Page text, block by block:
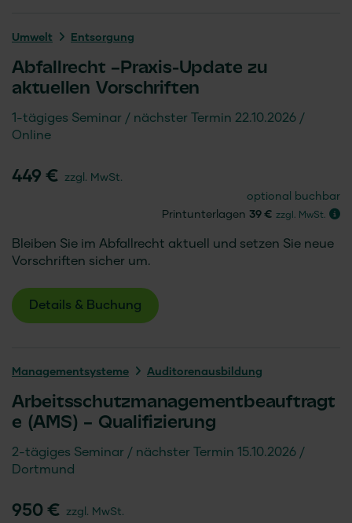
Umwelt Entsorgung
Abfallrecht –Praxis-Update zu
aktuellen Vorschriften
1-tägiges Seminar
nächster Termin 22.10.2026
Online
449 € zzgl. MwSt.
optional buchbar
Printunterlagen 39 € zzgl. MwSt.
Bleiben Sie im Abfallrecht aktuell und setzen Sie neue
Vorschriften sicher um.
Details & Buchung
Managementsysteme Auditorenausbildung
Arbeitsschutzmanagementbeauftragt
e (AMS) – Qualifizierung
2-tägiges Seminar
nächster Termin 15.10.2026
Dortmund
950 € zzgl. MwSt.